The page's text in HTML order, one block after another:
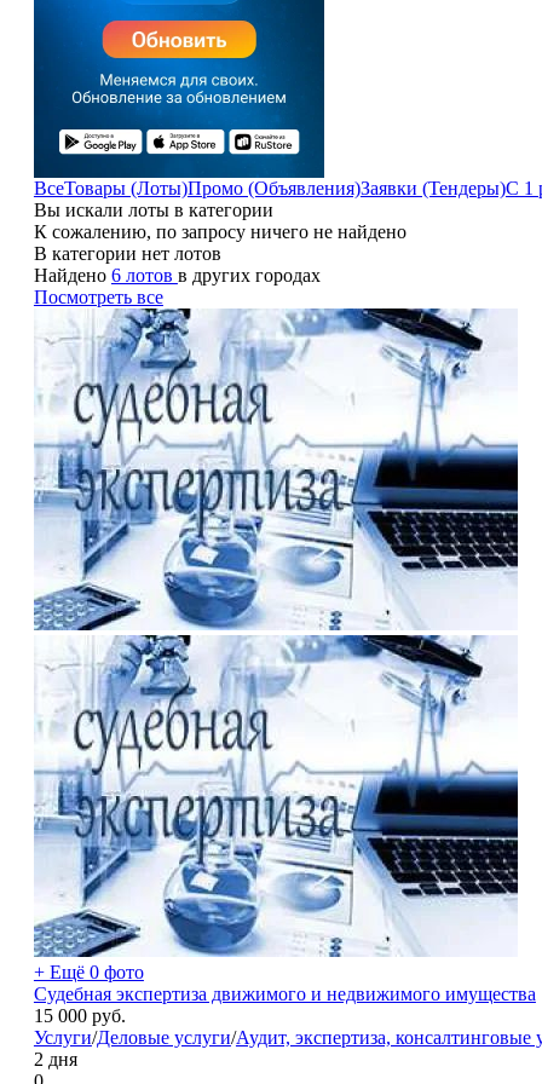
ВсеТовары (Лоты)Промо (Объявления)Заявки (Тендеры)С 1
Вы искали лоты в категории
К сожалению, по запросу ничего не найдено
В категории нет лотов
Найдено 6 лотов в других городах
Посмотреть все
+ Ещё 0 фото
Судебная экспертиза движимого и недвижимого имущества
15 000 руб.
Услуги/Деловые услуги/Аудит, экспертиза, консалтинговые
2 дня